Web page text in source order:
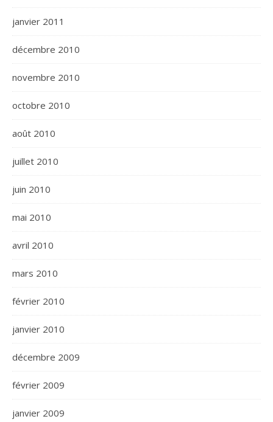
janvier 2011
décembre 2010
novembre 2010
octobre 2010
août 2010
juillet 2010
juin 2010
mai 2010
avril 2010
mars 2010
février 2010
janvier 2010
décembre 2009
février 2009
janvier 2009